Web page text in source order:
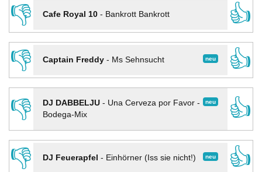
👎
Cafe Royal 10- Bankrott Bankrott
👍
👎
neu
Captain Freddy- Ms Sehnsucht
👍
👎
neu
DJ DABBELJU- Una Cerveza por Favor -
Bodega-Mix
👍
👎
neu
DJ Feuerapfel - Einhörner (Iss sie nicht!)
👍